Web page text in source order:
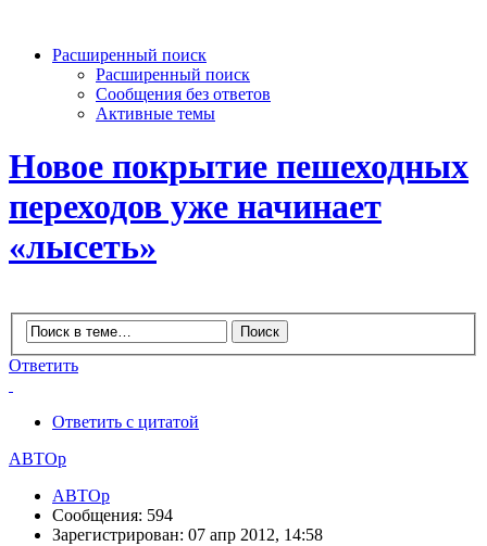
Расширенный поиск
Расширенный поиск
Сообщения без ответов
Активные темы
Новое покрытие пешеходных
переходов уже начинает
«лысеть»
Ответить
Ответить с цитатой
АВТОр
АВТОр
Сообщения: 594
Зарегистрирован: 07 апр 2012, 14:58